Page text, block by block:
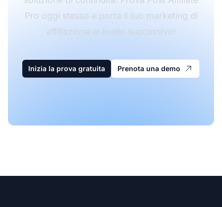
Pro oggi stesso e porta il tuo marketing di
affiliazione al livello successivo!
Inizia la prova gratuita Prenota una demo